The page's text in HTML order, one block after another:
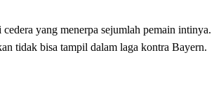
yang menerpa sejumlah pemain
tidak bisa tampil dalam laga kontra Bayern.